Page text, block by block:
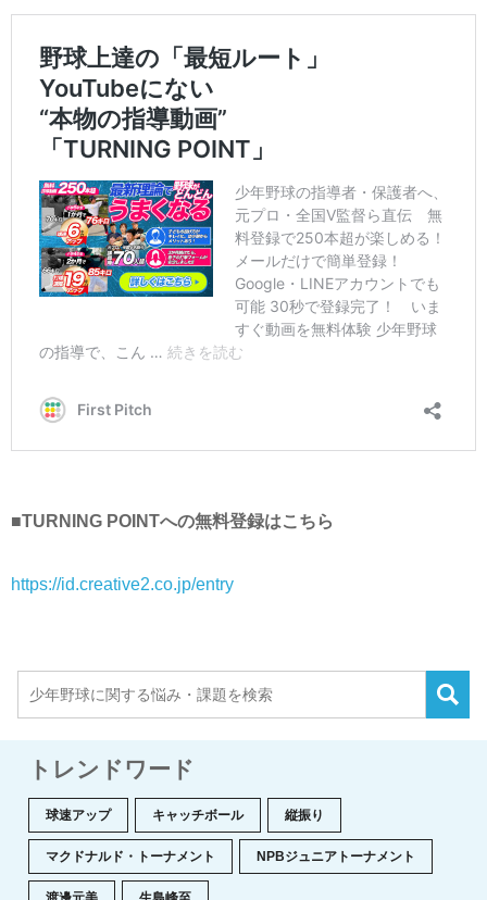
■TURNING POINTへの無料登録はこちら
https://id.creative2.co.jp/entry
トレンドワード
球速アップ キャッチボール 縦振り
マクドナルド・トーナメント NPBジュニアトーナメント